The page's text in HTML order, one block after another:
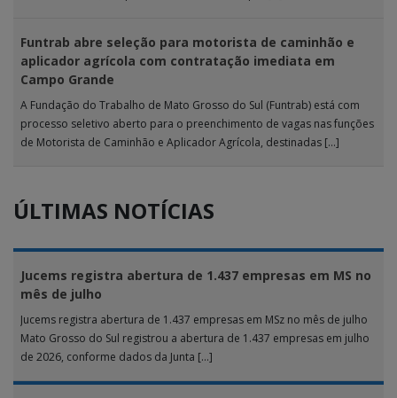
Funtrab abre seleção para motorista de caminhão e
aplicador agrícola com contratação imediata em
Campo Grande
A Fundação do Trabalho de Mato Grosso do Sul (Funtrab) está com
processo seletivo aberto para o preenchimento de vagas nas funções
de Motorista de Caminhão e Aplicador Agrícola, destinadas […]
ÚLTIMAS NOTÍCIAS
Jucems registra abertura de 1.437 empresas em MS no
mês de julho
Jucems registra abertura de 1.437 empresas em MSz no mês de julho
Mato Grosso do Sul registrou a abertura de 1.437 empresas em julho
de 2026, conforme dados da Junta […]